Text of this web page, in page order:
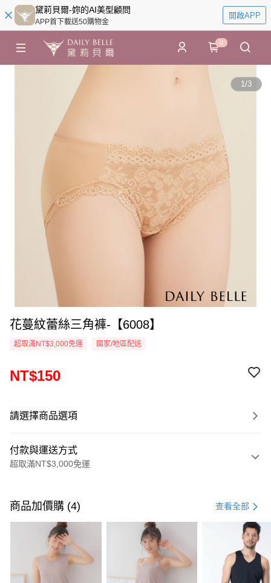
黛莉貝爾-妳的AI美型顧問
APP首下載送50購物金
開啟APP
0
1/3
花蔓紋蕾絲三角褲-【6008】
超取滿NT$3,000免運 國家/地區配送
NT$150
請選擇商品選項
付款與運送方式
超取滿NT$3,000免運
信用卡一次付款
信用卡分期付款
3 期 0 利率 每期 21家銀行
合作金庫商業銀行
第一商業銀行
華南商業銀行
超商取貨付款
商品加價購 (4) 查看全部